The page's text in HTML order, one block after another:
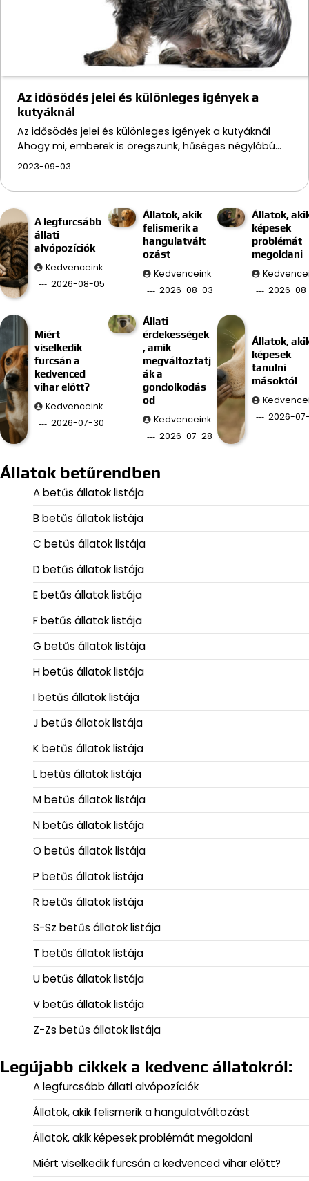
Az idősödés jelei és különleges igények a
kutyáknál
Az idősödés jelei és különleges igények a kutyáknál
Ahogy mi, emberek is öregszünk, hűséges négylábú…
2023-09-03
A legfurcsább
állati
alvópozíciók
Kedvenceink
2026-08-05
Állatok, akik
felismerik a
hangulatvált
ozást
Kedvenceink
2026-08-03
Állatok,
képesek
problémát
megoldani
2026-
Miért
viselkedik
furcsán a
kedvenced
vihar előtt?
Kedvenceink
2026-07-30
Állati
érdekességek
, amik
megváltoztatj
ák a
gondolkodás
od
Kedvenceink
2026-07-28
Állatok,
képesek
tanulni
másoktól
2026-
Állatok betűrendben
A betűs állatok listája
B betűs állatok listája
C betűs állatok listája
D betűs állatok listája
E betűs állatok listája
F betűs állatok listája
G betűs állatok listája
H betűs állatok listája
I betűs állatok listája
J betűs állatok listája
K betűs állatok listája
L betűs állatok listája
M betűs állatok listája
N betűs állatok listája
O betűs állatok listája
P betűs állatok listája
R betűs állatok listája
S-Sz betűs állatok listája
T betűs állatok listája
U betűs állatok listája
V betűs állatok listája
Z-Zs betűs állatok listája
Legújabb cikkek a kedvenc állatokról:
A legfurcsább állati alvópozíciók
Állatok, akik felismerik a hangulatváltozást
Állatok, akik képesek problémát megoldani
Miért viselkedik furcsán a kedvenced vihar előtt?